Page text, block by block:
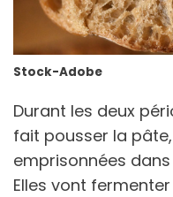
Stock-Adobe
Durant les deux
fait pousser la
emprisonnées
Elles vont